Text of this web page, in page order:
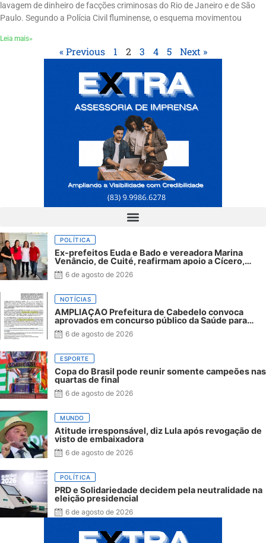
lavagem de dinheiro de facções criminosas do Rio de Janeiro e de São
Paulo. Segundo a Polícia Civil fluminense, o esquema movimentou
Leia mais»
« Previous 1 2 3 4 5 Next »
POLÍTICA
Ex-prefeitos Euda e Bado e vereadora Marina
Venâncio, de Cuité, reafirmam apoio a Cícero,
Veneziano e André Gadelha
6 de agosto de 2026
NOTÍCIAS
AMPLIAÇÃO Prefeitura de Cabedelo convoca
aprovados em concurso público da Saúde para
apresentação de documentos
6 de agosto de 2026
ESPORTE
Copa do Brasil pode reunir somente campeões nas
quartas de final
6 de agosto de 2026
MUNDO
Atitude irresponsável, diz Lula após revogação de
visto de embaixadora
6 de agosto de 2026
POLÍTICA
PRD e Solidariedade decidem pela neutralidade na
eleição presidencial
6 de agosto de 2026